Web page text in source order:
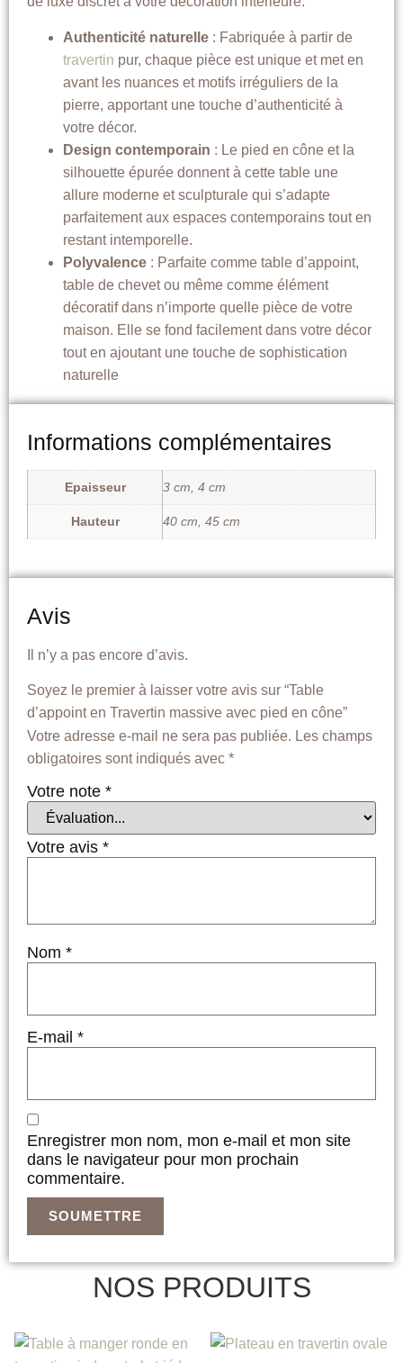
Authenticité naturelle : Fabriquée à partir de
travertin pur, chaque pièce est unique et met en
avant les nuances et motifs irréguliers de la
pierre, apportant une touche d’authenticité à
votre décor.
Design contemporain : Le pied en cône et la
silhouette épurée donnent à cette table une
allure moderne et sculpturale qui s’adapte
parfaitement aux espaces contemporains tout en
restant intemporelle.
Polyvalence : Parfaite comme table d’appoint,
table de chevet ou même comme élément
décoratif dans n’importe quelle pièce de votre
maison. Elle se fond facilement dans votre décor
tout en ajoutant une touche de sophistication
naturelle
Informations complémentaires
Epaisseur 3 cm, 4 cm
Hauteur 40 cm, 45 cm
Avis
Il n’y a pas encore d’avis.
Soyez le premier à laisser votre avis sur “Table
d’appoint en Travertin massive avec pied en cône”
Votre adresse e-mail ne sera pas publiée. Les champs
obligatoires sont indiqués avec *
Votre note *
Votre avis *
Nom *
E-mail *
Enregistrer mon nom, mon e-mail et mon site
dans le navigateur pour mon prochain
commentaire.
NOS PRODUITS